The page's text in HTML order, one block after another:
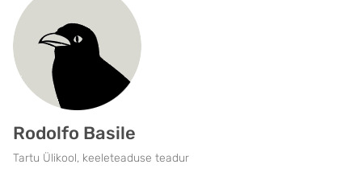
Rodolfo Basile
Tartu Ülikool, keeleteaduse teadur